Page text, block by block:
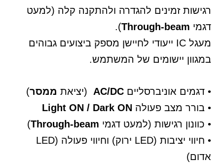
רגישות זמינים להגדרה ולהתקנה קלה (למעט
דגמי Through-beam
).
מעגל IC ייעודי לחיישן מספק ביצועים גבוהים
במגוון יישומים של המשתמש.
• דגמים אוניברסליים AC/DC (יציאת ממסר)
• בורר מצב פעולה Light ON / Dark ON
• כוונון רגישות (למעט דגמי Through-beam
)
• חיווי יציבות (LED ירוק) וחיווי פעולה (LED
אדום)